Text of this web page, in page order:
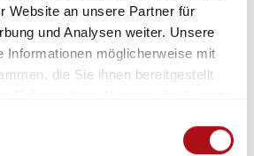
Website an unsere Partner für
und Analysen weiter. Unsere
Informationen möglicherweise mit
die Sie ihnen bereitgestellt
können Sie im
sehen.